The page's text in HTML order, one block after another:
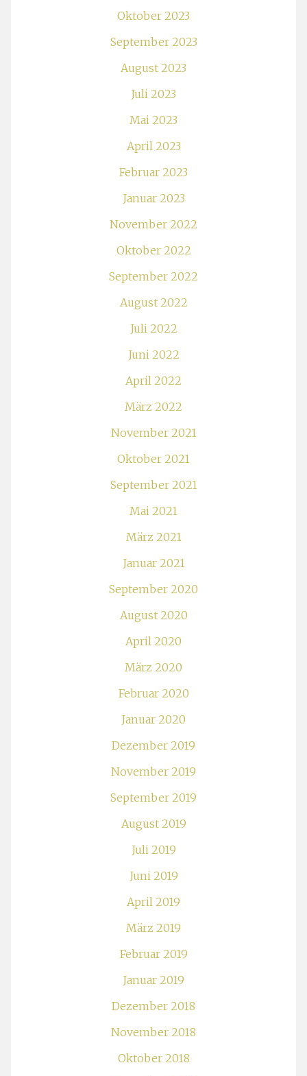
Oktober 2023
September 2023
August 2023
Juli 2023
Mai 2023
April 2023
Februar 2023
Januar 2023
November 2022
Oktober 2022
September 2022
August 2022
Juli 2022
Juni 2022
April 2022
März 2022
November 2021
Oktober 2021
September 2021
Mai 2021
März 2021
Januar 2021
September 2020
August 2020
April 2020
März 2020
Februar 2020
Januar 2020
Dezember 2019
November 2019
September 2019
August 2019
Juli 2019
Juni 2019
April 2019
März 2019
Februar 2019
Januar 2019
Dezember 2018
November 2018
Oktober 2018